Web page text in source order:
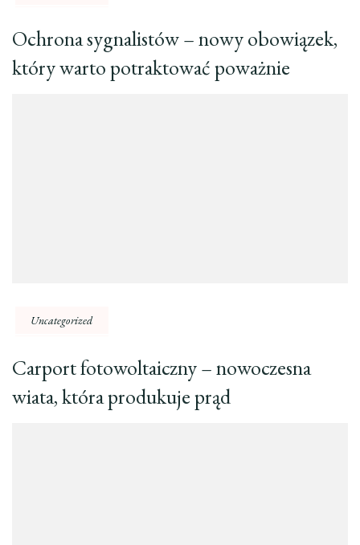
Ochrona sygnalistów – nowy obowiązek,
który warto potraktować poważnie
Uncategorized
Carport fotowoltaiczny – nowoczesna
wiata, która produkuje prąd